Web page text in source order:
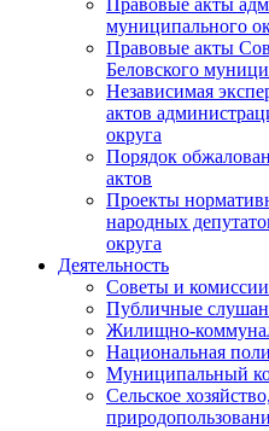
Правовые акты
муниципального
Правовые акты
Беловского
Независимая
актов
округа
Порядок
актов
Проекты
народных
округа
Деятельность
Советы и комиссии
Публичные
Жилищно-
Национальная
Муниципальный
Сельское